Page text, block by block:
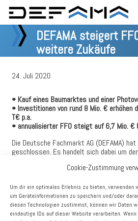
Cookie-Zustimmung
Um dir ein optimales Erlebnis zu bieten, verwenden
um Geräteinformationen zu speichern und/oder
diesen Technologien zustimmst, können wir Daten
eindeutige IDs auf dieser Website verarbeiten.
DEFAMA steigert
weitere Zukäufe
24. Juli 2020
• Kauf eines Baumarktes und einer
• Investitionen von rund 8 Mio. € erhöhen
T€ p.a.
• annualisierter FFO steigt auf 6,7 Mio. €
Die Deutsche Fachmarkt AG (DEFAMA)
geschlossen. Es handelt sich dabei um
Einkaufszentrum Zeitz (Sachsen-Anhalt)
modernisiert. Die vermietbare Fläche
Verkäufer ist ein Fonds der Verifort
Anlage in Zeitz wurde 2010 in Betrieb
Nennleistung von 800 kVA auf. Die